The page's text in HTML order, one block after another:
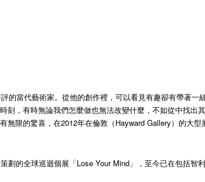
的當代藝術家。從他的創作裡，可以看見有趣卻有帶著
刻，有時無論我們怎麼做也無法改變什麼，不如從中找
無限的驚喜，在2012年在倫敦（Hayward Gallery）的大
劃的全球巡迴個展「Lose Your Mind」，至今已在包括智